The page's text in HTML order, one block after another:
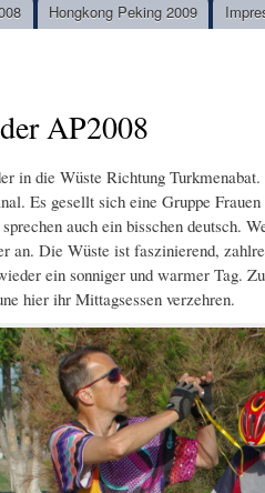
Hongkong Peking 2009
AP2008
in die Wüste Richtung
Es gesellt sich eine Gruppe
auch ein bisschen deutsch.
an. Die Wüste ist faszinierend,
ein sonniger und warmer Tag.
hier ihr Mittagsessen verzehren.